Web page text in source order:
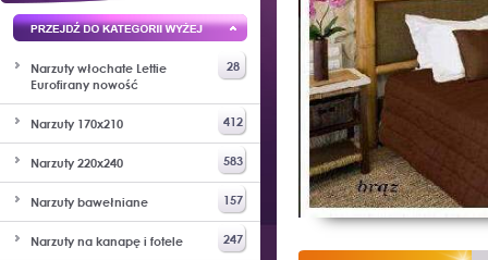
Narzuty włochate Lettie
Eurofirany nowość
28
Narzuty 170x210 412
Narzuty 220x240 583
Narzuty bawełniane 157
Narzuty na kanapę i fotele 247